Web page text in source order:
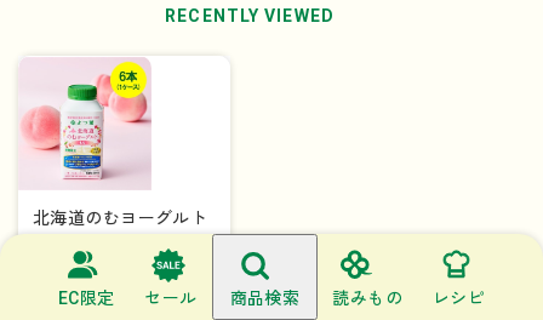
EC限定 セール 商品検索 読みもの レシピ
RECENTLY VIEWED
北海道のむヨーグルト
もも ２５０ｇ×6本
（1ケース）
1,194円（税込）